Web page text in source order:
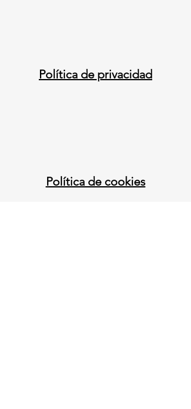
Política de privacidad
Política de cookies